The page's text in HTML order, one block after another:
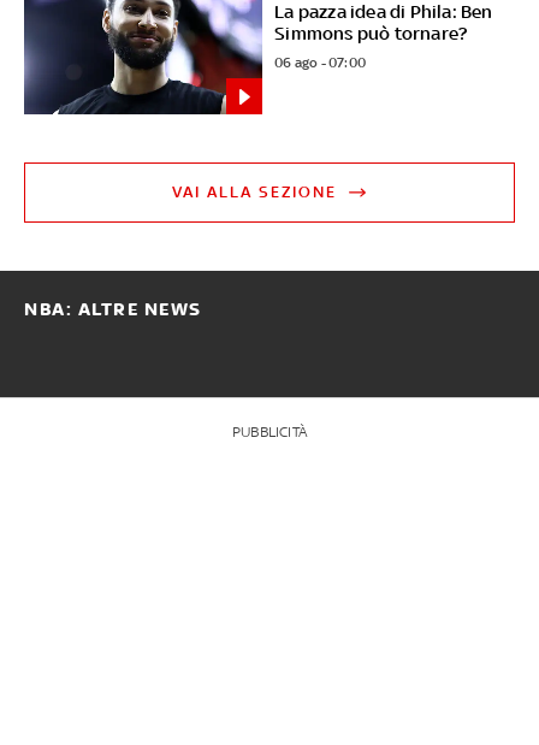
La pazza idea di Phila: Ben
Simmons può tornare?
06 ago - 07:00
VAI ALLA SEZIONE
NBA: ALTRE NEWS
PUBBLICITÀ